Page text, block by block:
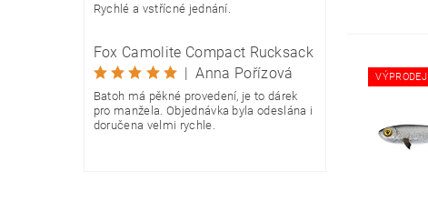
Rychlé a vstřícné jednání.
Fox Camolite Compact Rucksack
| Anna Pořízová
Batoh má pěkné provedení, je to dárek
pro manžela. Objednávka byla odeslána i
doručena velmi rychle.
VÝPRODEJ